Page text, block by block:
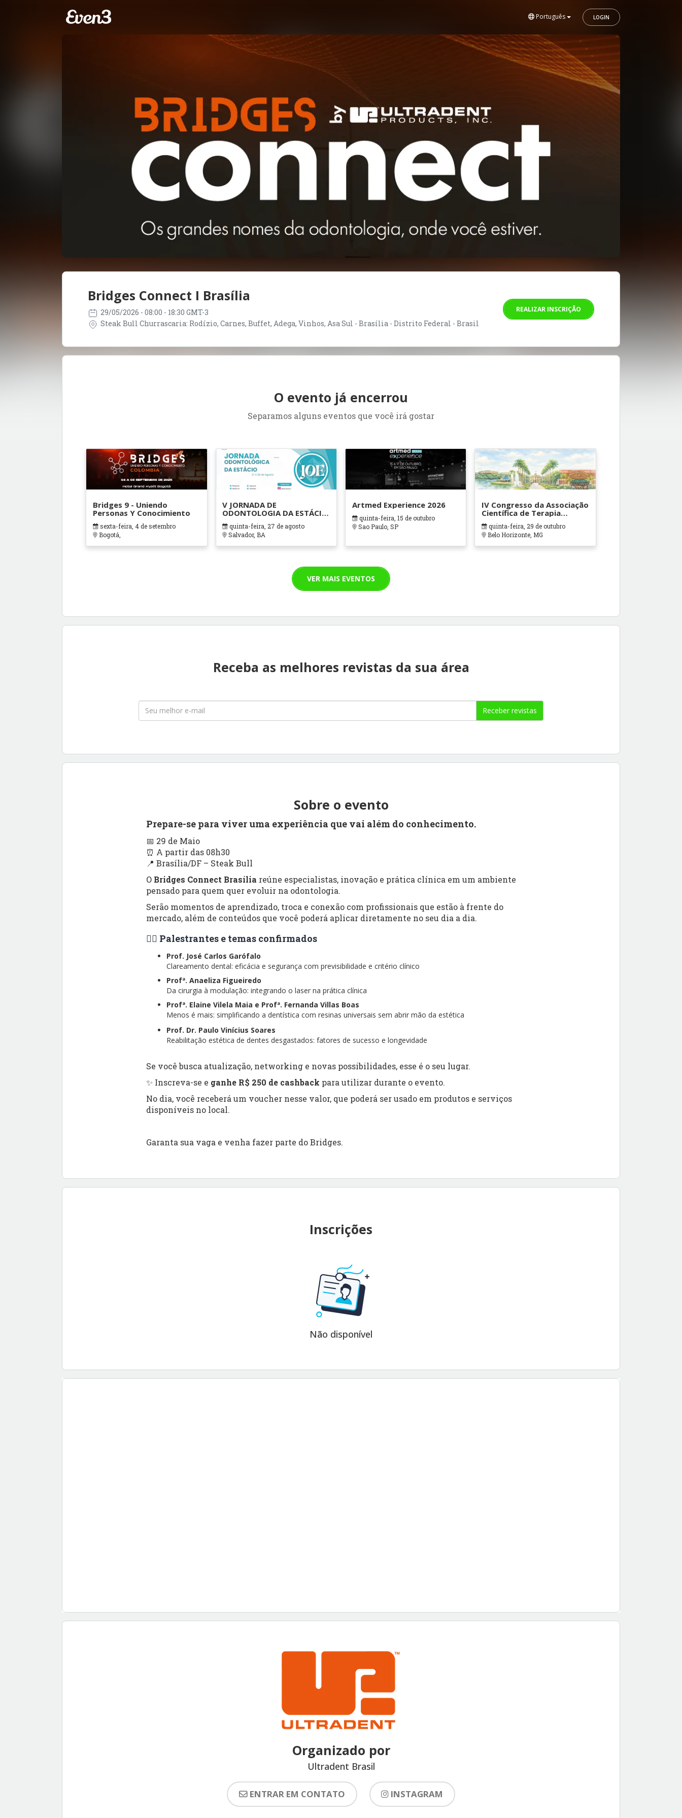
Português LOGIN
Bridges Connect I Brasília
29/05/2026 - 08:00 - 18:30 GMT-3
Steak Bull Churrascaria: Rodízio, Carnes, Buffet, Adega, Vinhos, Asa Sul - Brasília - Distrito Federal - Brasil
REALIZAR INSCRIÇÃO
O evento já encerrou
Separamos alguns eventos que você irá gostar
Bridges 9 - Uniendo
Personas Y Conocimiento
sexta-feira, 4 de setembro
Bogotá,
V JORNADA DE
ODONTOLOGIA DA ESTÁCIO
BAHIA
quinta-feira, 27 de agosto
Salvador, BA
Artmed Experience 2026
quinta-feira, 15 de outubro
Sao Paulo, SP
IV Congresso da Associação
Científica de Terapia
Ocupacional em Contextos
Hospitalares e Cuidados
Paliativos - ATOHOSP
quinta-feira, 29 de outubro
Belo Horizonte, MG
VER MAIS EVENTOS
Receba as melhores revistas da sua área
Receber revistas
Sobre o evento
Prepare-se para viver uma experiência que vai além do conhecimento.
📅 29 de Maio
⏰ A partir das 08h30
📍 Brasília/DF – Steak Bull
O Bridges Connect Brasília reúne especialistas, inovação e prática clínica em um ambiente
pensado para quem quer evoluir na odontologia.
Serão momentos de aprendizado, troca e conexão com profissionais que estão à frente do
mercado, além de conteúdos que você poderá aplicar diretamente no seu dia a dia.
👨‍⚕️ Palestrantes e temas confirmados
Prof. José Carlos Garófalo
Clareamento dental: eficácia e segurança com previsibilidade e critério clínico
Profª. Anaeliza Figueiredo
Da cirurgia à modulação: integrando o laser na prática clínica
Profª. Elaine Vilela Maia e Profª. Fernanda Villas Boas
Menos é mais: simplificando a dentística com resinas universais sem abrir mão da estética
Prof. Dr. Paulo Vinícius Soares
Reabilitação estética de dentes desgastados: fatores de sucesso e longevidade
Se você busca atualização, networking e novas possibilidades, esse é o seu lugar.
✨ Inscreva-se e ganhe R$ 250 de cashback para utilizar durante o evento.
No dia, você receberá um voucher nesse valor, que poderá ser usado em produtos e serviços
disponíveis no local.
Garanta sua vaga e venha fazer parte do Bridges.
Inscrições
Não disponível
Organizado por
Ultradent Brasil
ENTRAR EM CONTATO INSTAGRAM